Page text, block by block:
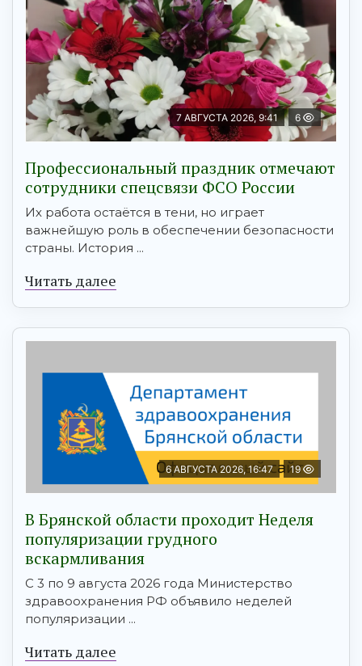
7 АВГУСТА 2026, 9:41 6
Профессиональный праздник отмечают
сотрудники спецсвязи ФСО России
Их работа остаётся в тени, но играет
важнейшую роль в обеспечении безопасности
страны. История ...
Читать далее
6 АВГУСТА 2026, 16:47 19
В Брянской области проходит Неделя
популяризации грудного
вскармливания
С 3 по 9 августа 2026 года Министерство
здравоохранения РФ объявило неделей
популяризации ...
Читать далее